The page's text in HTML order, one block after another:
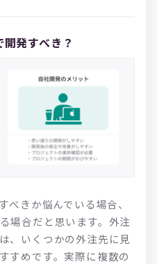
発すべき？
べきか悩んでいる場合、
場合だと思います。外注
、いくつかの外注先に見
すめです。実際に複数の